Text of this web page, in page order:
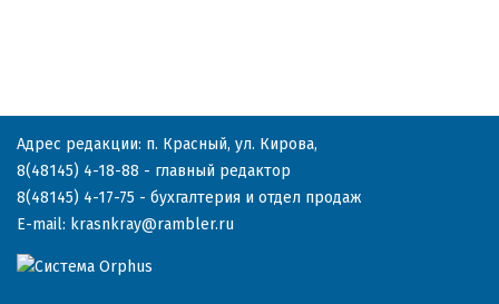
Адрес редакции: п. Красный, ул. Кирова,
8(48145) 4-18-88 - главный редактор
8(48145) 4-17-75 - бухгалтерия и отдел продаж
E-mail: krasnkray@rambler.ru